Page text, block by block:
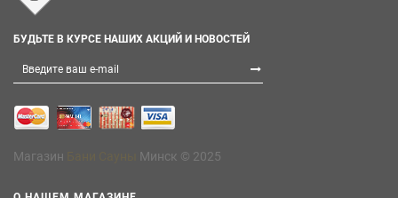
БУДЬТЕ В КУРСЕ НАШИХ АКЦИЙ И НОВОСТЕЙ
Магазин Минск © 2025